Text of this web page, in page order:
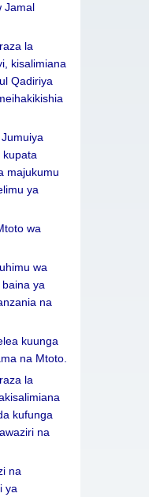
Jamal
la
kisalimiana
Qadiriya
kupata
majukumu
ya
wa
wa
ya
na
kuunga
na Mtoto.
la
kufunga
na
na
ya